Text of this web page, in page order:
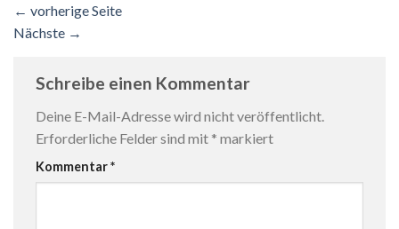
← vorherige Seite
Nächste →
Schreibe einen Kommentar
Deine E-Mail-Adresse wird nicht veröffentlicht.
Erforderliche Felder sind mit * markiert
Kommentar*